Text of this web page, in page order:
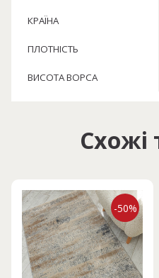
КРАЇНА
ПЛОТНІСТЬ
ВИСОТА ВОРСА
Схожі
-50%